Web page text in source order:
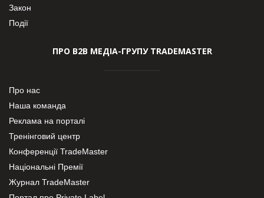
Закон
Події
ПРО В2В МЕДІА-ГРУПУ TRADEMASTER
Про нас
Наша команда
Реклама на порталі
Тренінговий центр
Конференції TradeMaster
Національні Премії
Журнал TradeMaster